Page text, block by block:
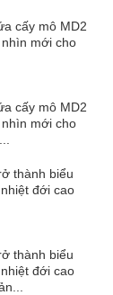
cấy mô MD2
mới cho
cấy mô MD2
mới cho
thành biểu
đới cao
thành biểu
đới cao